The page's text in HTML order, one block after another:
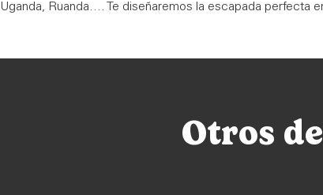
Uganda, Ruanda…. Te diseñaremos la escapada perfecta
Otros